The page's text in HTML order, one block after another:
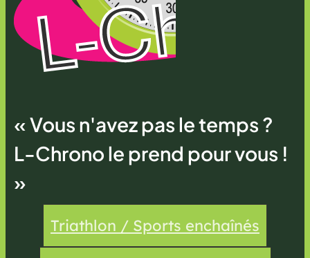
« Vous n'avez pas le temps ?
L-Chrono le prend pour vous !
»
Triathlon / Sports enchaînés